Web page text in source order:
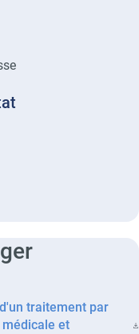
traitement par
médicale et